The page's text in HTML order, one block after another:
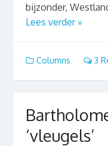
bijzonder,
Lees verder »
Columns 3
‘vleugels’